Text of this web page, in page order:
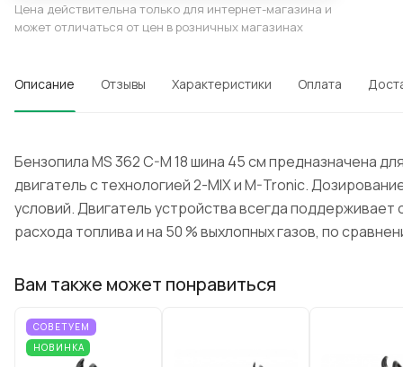
Цена действительна только для интернет-магазина и
может отличаться от цен в розничных магазинах
Описание Отзывы Характеристики Оплата
Бензопила MS 362 C-M 18 шина 45 см предназначена
двигатель с технологией 2-MIX и M-Tronic.
условий. Двигатель устройства всегда
расхода топлива и на 50 % выхлопных газов, по
Вам также может понравиться
СОВЕТУЕМ
НОВИНКА